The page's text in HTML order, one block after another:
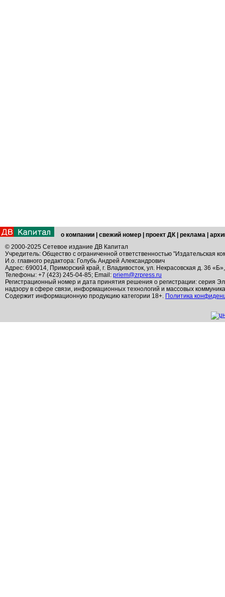
о компании свежий номер проект ДК реклама
© 2000-2025 Сетевое издание ДВ Капитал
Учредитель: Общество с ограниченной ответственностью "Издательская
И.о. главного редактора: Голубь Андрей Александрович
Адрес: 690014, Приморский край, г. Владивосток, ул. Некрасовская д. 36
Телефоны: +7 (423) 245-04-85; Email: priem@zrpress.ru
Регистрационный номер и дата принятия решения о регистрации: серия
надзору в сфере связи, информационных технологий и массовых
Содержит информационную продукцию категории 18+. Политика